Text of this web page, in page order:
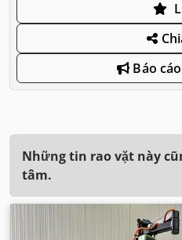
Báo
Những tin rao vặt này
tâm.